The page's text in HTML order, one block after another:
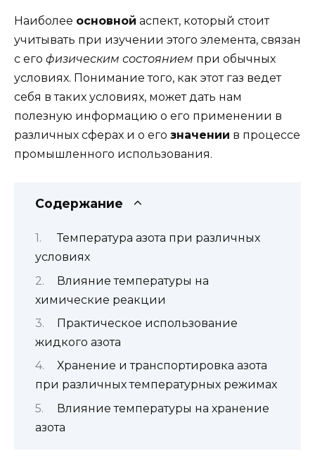
Наиболее основной аспект, который стоит
учитывать при изучении этого элемента, связан
с его физическим состоянием при обычных
условиях. Понимание того, как этот газ ведет
себя в таких условиях, может дать нам
полезную информацию о его применении в
различных сферах и о его значении в процессе
промышленного использования.
Содержание
Температура азота при различных
условиях
Влияние температуры на
химические реакции
Практическое использование
жидкого азота
Хранение и транспортировка азота
при различных температурных режимах
Влияние температуры на хранение
азота